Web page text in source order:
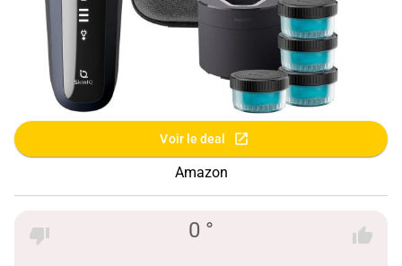
Voir le deal
Amazon
0 °